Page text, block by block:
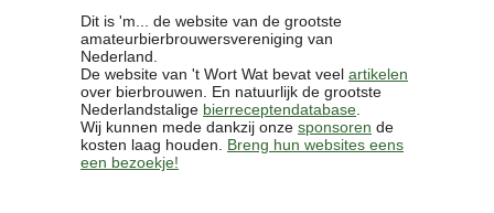
Dit is 'm... de website van de grootste
amateurbierbrouwersvereniging van
Nederland.
De website van 't Wort Wat bevat veel artikelen
over bierbrouwen. En natuurlijk de grootste
Nederlandstalige bierreceptendatabase
Wij kunnen mede dankzij onze sponsoren de
kosten laag houden. Breng hun websites eens
een bezoekje!